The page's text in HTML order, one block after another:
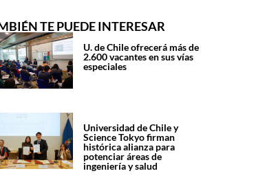
TE PUEDE INTERESAR
U. de Chile ofrecerá más de
2.600 vacantes en sus vías
especiales
Universidad de Chile y
Science Tokyo firman
histórica alianza para
potenciar áreas de
ingeniería y salud